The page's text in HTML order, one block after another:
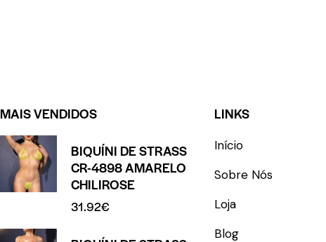
MAIS VENDIDOS
BIQUÍNI DE STRASS
CR-4898 AMARELO
CHILIROSE
31.92€
LINKS
Início
Sobre Nós
Loja
Blog